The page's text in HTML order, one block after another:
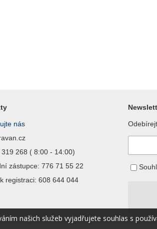
nás
268 ( 8:00 - 14:00)
zástupce: 776 71 55 22
registraci: 608 644 044
našich služeb vyjadřujete souhlas s